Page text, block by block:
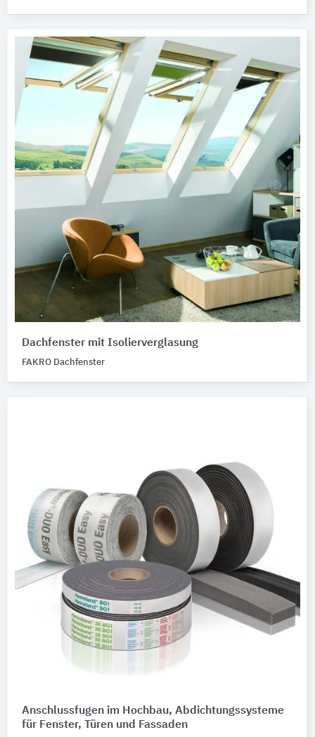
Dachfenster mit Isolierverglasung
FAKRO Dachfenster
Anschlussfugen im Hochbau, Abdichtungssysteme
für Fenster, Türen und Fassaden